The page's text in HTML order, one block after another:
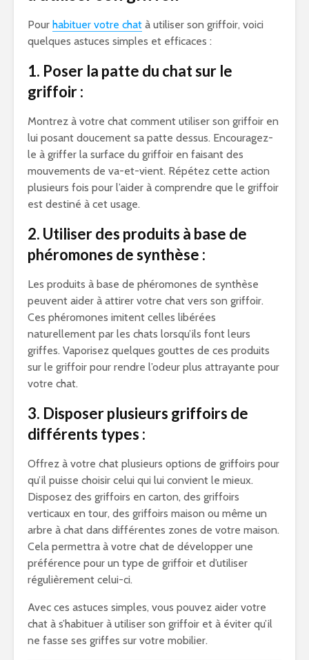
Pour habituer votre chat à utiliser son griffoir, voici
quelques astuces simples et efficaces :
1. Poser la patte du chat sur le
griffoir :
Montrez à votre chat comment utiliser son griffoir en
lui posant doucement sa patte dessus. Encouragez-
le à griffer la surface du griffoir en faisant des
mouvements de va-et-vient. Répétez cette action
plusieurs fois pour l’aider à comprendre que le griffoir
est destiné à cet usage.
2. Utiliser des produits à base de
phéromones de synthèse :
Les produits à base de phéromones de synthèse
peuvent aider à attirer votre chat vers son griffoir.
Ces phéromones imitent celles libérées
naturellement par les chats lorsqu’ils font leurs
griffes. Vaporisez quelques gouttes de ces produits
sur le griffoir pour rendre l’odeur plus attrayante pour
votre chat.
3. Disposer plusieurs griffoirs de
différents types :
Offrez à votre chat plusieurs options de griffoirs pour
qu’il puisse choisir celui qui lui convient le mieux.
Disposez des griffoirs en carton, des griffoirs
verticaux en tour, des griffoirs maison ou même un
arbre à chat dans différentes zones de votre maison.
Cela permettra à votre chat de développer une
préférence pour un type de griffoir et d’utiliser
régulièrement celui-ci.
Avec ces astuces simples, vous pouvez aider votre
chat à s’habituer à utiliser son griffoir et à éviter qu’il
ne fasse ses griffes sur votre mobilier.